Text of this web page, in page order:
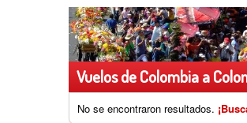
Vuelos de Colombia a
No se encontraron resultados.